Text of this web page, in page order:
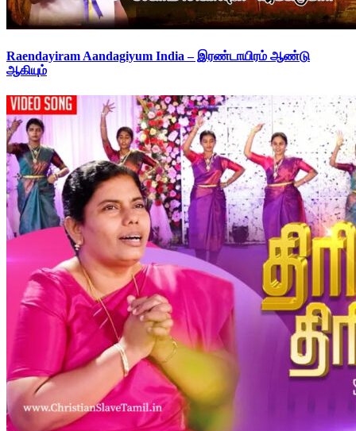
Raendayiram Aandagiyum India – இரண்டாயிரம் ஆண்டு
ஆகியும்